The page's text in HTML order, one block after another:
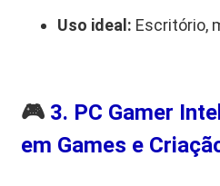
Uso ideal: Escritório,
🎮 3. PC Gamer
em Games e